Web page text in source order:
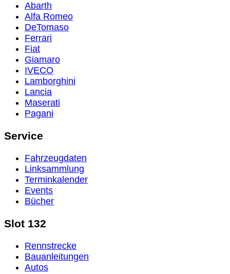
Abarth
Alfa Romeo
DeTomaso
Ferrari
Fiat
Giamaro
IVECO
Lamborghini
Lancia
Maserati
Pagani
Service
Fahrzeugdaten
Linksammlung
Terminkalender
Events
Bücher
Slot 132
Rennstrecke
Bauanleitungen
Autos